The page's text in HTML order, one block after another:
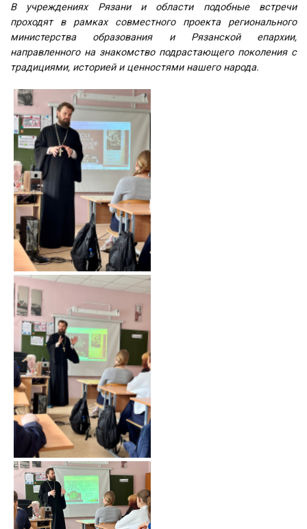
В учреждениях Рязани и области подобные встречи
проходят в рамках совместного проекта регионального
министерства образования и Рязанской епархии,
направленного на знакомство подрастающего поколения с
традициями, историей и ценностями нашего народа.